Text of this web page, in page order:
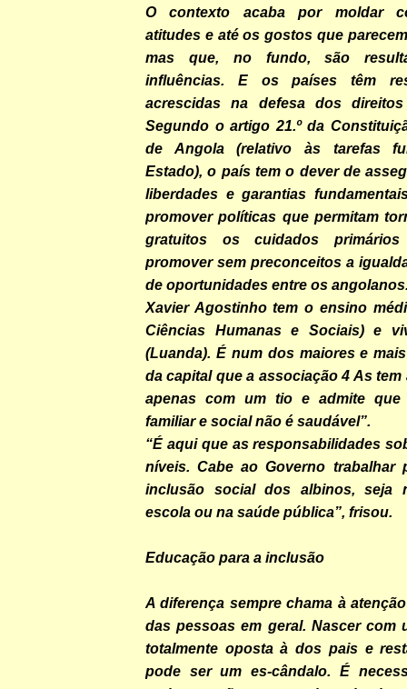
O contexto acaba por moldar
atitudes e até os gostos que
mas que, no fundo, são
influências. E os países têm
acrescidas na defesa dos
Segundo o artigo 21.º da
de Angola (relativo às tarefas
Estado), o país tem o dever de
liberdades e garantias
promover políticas que permitam
gratuitos os cuidados
promover sem preconceitos a
de oportunidades entre os
Xavier Agostinho tem o ensino
Ciências Humanas e Sociais) e
(Luanda). É num dos maiores e
da capital que a associação 4 As tem
apenas com um tio e admite que
familiar e social não é saudável”.
“É aqui que as responsabilidades
níveis. Cabe ao Governo trabalhar
inclusão social dos albinos, seja
escola ou na saúde pública”, frisou.
Educação para a inclusão
A diferença sempre chama à
das pessoas em geral. Nascer com
totalmente oposta à dos pais e
pode ser um es-cândalo. É